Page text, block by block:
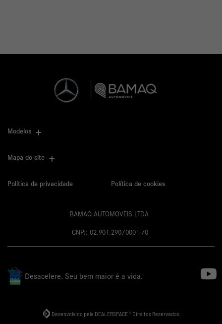
Modelos
Mapa do site
Política de privacidade Política de cookies
BAMAQ AUTOMOVEIS LTDA.
CNPJ: 02.901.290/0001-70
Desacelere. Seu bem maior é a vida.
Desenvolvido pela DEALERSPACE ® Direitos Reservados.